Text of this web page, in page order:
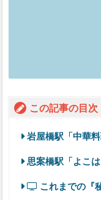
この記事の目次
岩屋橋駅「中華料
思案橋駅「よこは
これまでの『